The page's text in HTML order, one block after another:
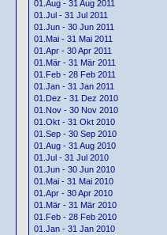
01.Aug - 31 Aug 2011
01.Jul - 31 Jul 2011
01.Jun - 30 Jun 2011
01.Mai - 31 Mai 2011
01.Apr - 30 Apr 2011
01.Mär - 31 Mär 2011
01.Feb - 28 Feb 2011
01.Jan - 31 Jan 2011
01.Dez - 31 Dez 2010
01.Nov - 30 Nov 2010
01.Okt - 31 Okt 2010
01.Sep - 30 Sep 2010
01.Aug - 31 Aug 2010
01.Jul - 31 Jul 2010
01.Jun - 30 Jun 2010
01.Mai - 31 Mai 2010
01.Apr - 30 Apr 2010
01.Mär - 31 Mär 2010
01.Feb - 28 Feb 2010
01.Jan - 31 Jan 2010